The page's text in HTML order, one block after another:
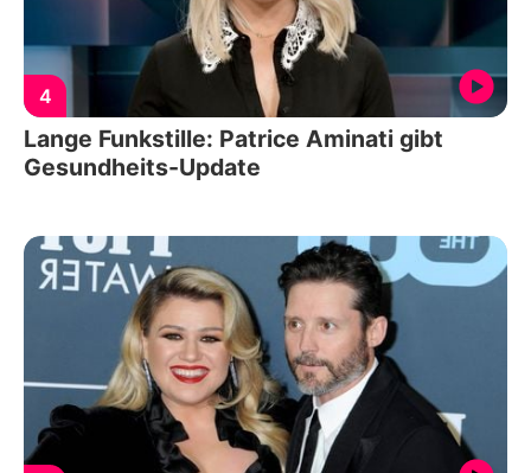
4
Lange Funkstille: Patrice Aminati gibt
Gesundheits-Update